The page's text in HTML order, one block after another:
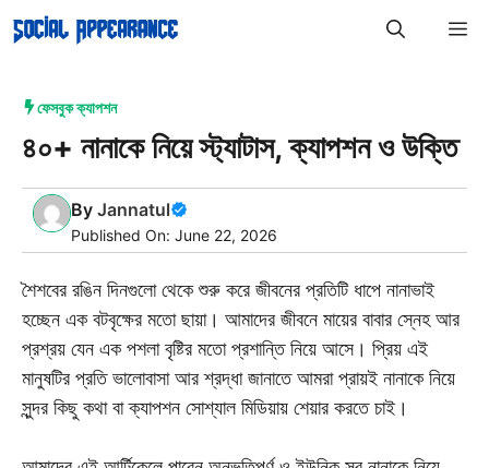
to
ফেসবুক ক্যাপশন
৪০+ নানাকে নিয়ে স্ট্যাটাস, ক্যাপশন ও উক্তি
By Jannatul
Published On: June 22, 2026
শৈশবের রঙিন দিনগুলো থেকে শুরু করে জীবনের প্রতিটি ধাপে নানাভাই
হচ্ছেন এক বটবৃক্ষের মতো ছায়া। আমাদের জীবনে মায়ের বাবার স্নেহ আর
প্রশ্রয় যেন এক পশলা বৃষ্টির মতো প্রশান্তি নিয়ে আসে। প্রিয় এই
মানুষটির প্রতি ভালোবাসা আর শ্রদ্ধা জানাতে আমরা প্রায়ই নানাকে নিয়ে
সুন্দর কিছু কথা বা ক্যাপশন সোশ্যাল মিডিয়ায় শেয়ার করতে চাই।